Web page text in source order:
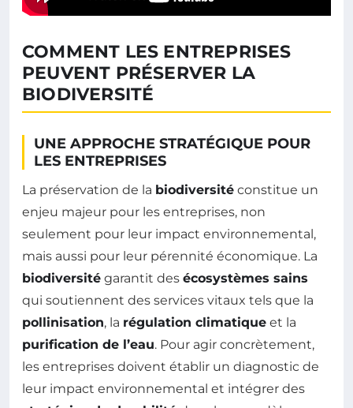
COMMENT LES ENTREPRISES
PEUVENT PRÉSERVER LA
BIODIVERSITÉ
UNE APPROCHE STRATÉGIQUE POUR
LES ENTREPRISES
La préservation de la biodiversité constitue un
enjeu majeur pour les entreprises, non
seulement pour leur impact environnemental,
mais aussi pour leur pérennité économique. La
biodiversité garantit des écosystèmes sains
qui soutiennent des services vitaux tels que la
pollinisation, la régulation climatique et la
purification de l’eau. Pour agir concrètement,
les entreprises doivent établir un diagnostic de
leur impact environnemental et intégrer des